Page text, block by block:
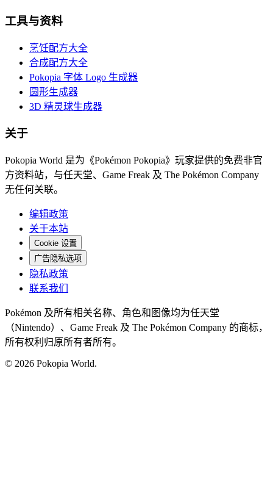
工具与资料
烹饪配方大全
合成配方大全
Pokopia 字体 Logo 生成器
圆形生成器
3D 精灵球生成器
关于
Pokopia World 是为《Pokémon Pokopia》玩家提供的免费非官
方资料站，与任天堂、Game Freak 及 The Pokémon Company
无任何关联。
编辑政策
关于本站
Cookie 设置
广告隐私选项
隐私政策
联系我们
Pokémon 及所有相关名称、角色和图像均为任天堂
（Nintendo）、Game Freak 及 The Pokémon Company 的商标，
所有权利归原所有者所有。
© 2026 Pokopia World.